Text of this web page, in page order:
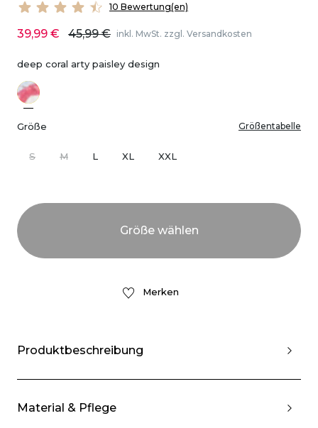
10 Bewertung(en)
39,99 € 45,99 € inkl. MwSt. zzgl. Versandkosten
deep coral arty paisley design
Größe Größentabelle
S M L XL XXL
Merken
Produktbeschreibung
Material & Pflege